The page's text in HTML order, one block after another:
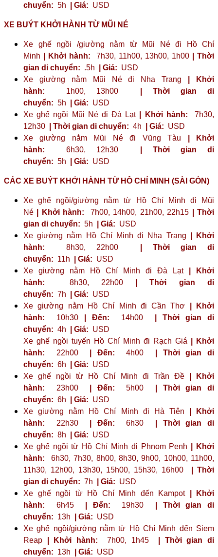
chuyển: 5h | Giá: USD
XE BUÝT KHỞI HÀNH TỪ MŨI NÉ
Xe ghế ngồi /giường nằm từ Mũi Né đi Hồ Chí
Minh
| Khởi hành: 7h30, 11h00, 13h00, 1h00
| Thời
gian di chuyển: .5h | Giá: USD
Xe giường nằm Mũi Né đi Nha Trang
| Khởi
hành: 1h00, 13h00
| Thời gian di
chuyển: 5h | Giá: USD
Xe ghế ngồi Mũi Né đi Đà Lạt
| Khởi hành: 7h30,
12h30
| Thời gian di chuyển: 4h | Giá: USD
Xe giường nằm Mũi Né đi Vũng Tàu
| Khởi
hành: 6h30, 12h30
| Thời gian di
chuyển: 5h | Giá: USD
CÁC XE BUÝT KHỞI HÀNH TỪ HỒ CHÍ MINH (SÀI GÒN)
Xe ghế ngồi/giường nằm từ Hồ Chí Minh đi Mũi
Né
| Khởi hành: 7h00, 14h00, 21h00, 22h15
| Thời
gian di chuyển: 5h | Giá: USD
Xe giường nằm Hồ Chí Minh đi Nha Trang
| Khởi
hành: 8h30, 22h00
| Thời gian di
chuyển: 11h | Giá: USD
Xe giường nằm Hồ Chí Minh đi Đà Lạt
| Khởi
hành: 8h30, 22h00
| Thời gian di
chuyển: 7h | Giá: USD
Xe giường nằm Hồ Chí Minh đi Cần Thơ
| Khởi
hành: 10h30 | Đến: 14h00
| Thời gian di
chuyển: 4h | Giá: USD
Xe ghế ngồi tuyến Hồ Chí Minh đi Rạch Giá
| Khởi
hành: 22h00 | Đến: 4h00
| Thời gian di
chuyển: 6h | Giá: USD
Xe ghế ngồi từ Hồ Chí Minh đi Trần Đề
| Khởi
hành: 23h00 | Đến: 5h00
| Thời gian di
chuyển: 6h | Giá: USD
Xe giường nằm Hồ Chí Minh đi Hà Tiên
| Khởi
hành: 22h30 | Đến: 6h30
| Thời gian di
chuyển: 8h | Giá: USD
Xe ghế ngồi từ Hồ Chí Minh đi Phnom Penh
| Khởi
hành: 6h30, 7h30, 8h00, 8h30, 9h00, 10h00, 11h00,
11h30, 12h00, 13h30, 15h00, 15h30, 16h00
| Thời
gian di chuyển: 7h | Giá: USD
Xe ghế ngồi từ Hồ Chí Minh đến Kampot
| Khởi
hành: 6h45 | Đến: 19h30
| Thời gian di
chuyển: 13h | Giá: USD
Xe ghế ngồi/giường nằm từ Hồ Chí Minh đến Siem
Reap
| Khởi hành: 7h00, 1h45
| Thời gian di
chuyển: 13h | Giá: USD